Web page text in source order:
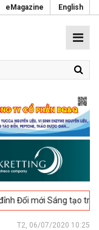
eMagazine English
Sáng tạo trong
T2, 06/07/2020 10:25